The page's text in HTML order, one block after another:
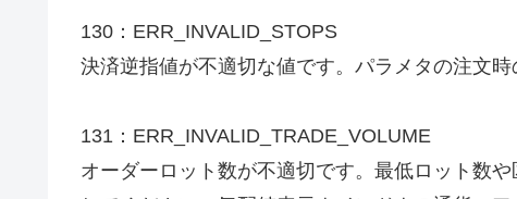
130：ERR_INVALID_STOPS
決済逆指値が不適切な値です。パラメタの注文
131：ERR_INVALID_TRADE_VOLUME
オーダーロット数が不適切です。最低ロット数